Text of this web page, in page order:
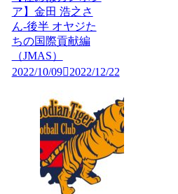
ア】金田 浩之さ
ん-後半 オヤジた
ちの国際貢献編
（JMAS）
2022/10/09
2022/12/22